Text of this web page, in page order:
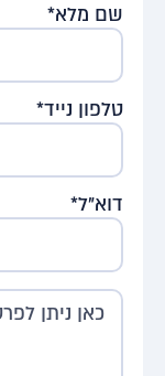
שם מלא*
טלפון נייד*
דוא"ל*